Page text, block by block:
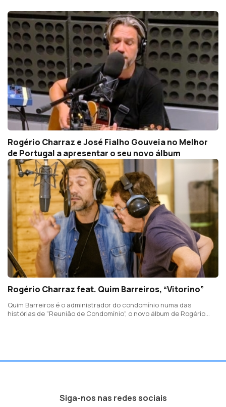
Alegre e João Afonso
Rogério Charraz e José Fialho Gouveia no Melhor
de Portugal a apresentar o seu novo álbum
Rogério Charraz feat. Quim Barreiros, “Vitorino”
Quim Barreiros é o administrador do condomínio numa das
histórias de "Reunião de Condomínio", o novo álbum de Rogério
Siga-nos nas redes sociais